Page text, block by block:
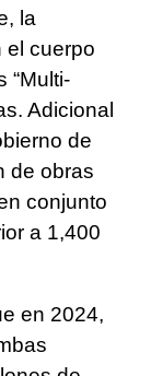
la
el cuerpo
“Multi-
Adicional
de
de obras
conjunto
a 1,400
en 2024,